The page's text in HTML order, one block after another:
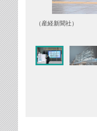
（産経新聞社）